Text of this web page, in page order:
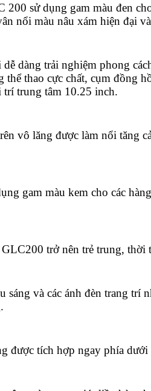
sử dụng gam màu đen
nổi màu nâu xám hiện đại
dàng trải nghiệm phong
thể thao cực chất, cụm đồng
trung tâm 10.25 inch.
vô lăng được làm nổi tăng
gam màu kem cho các
trở nên trẻ trung, thời
sáng và các ánh đèn trang trí
được tích hợp ngay phía dưới